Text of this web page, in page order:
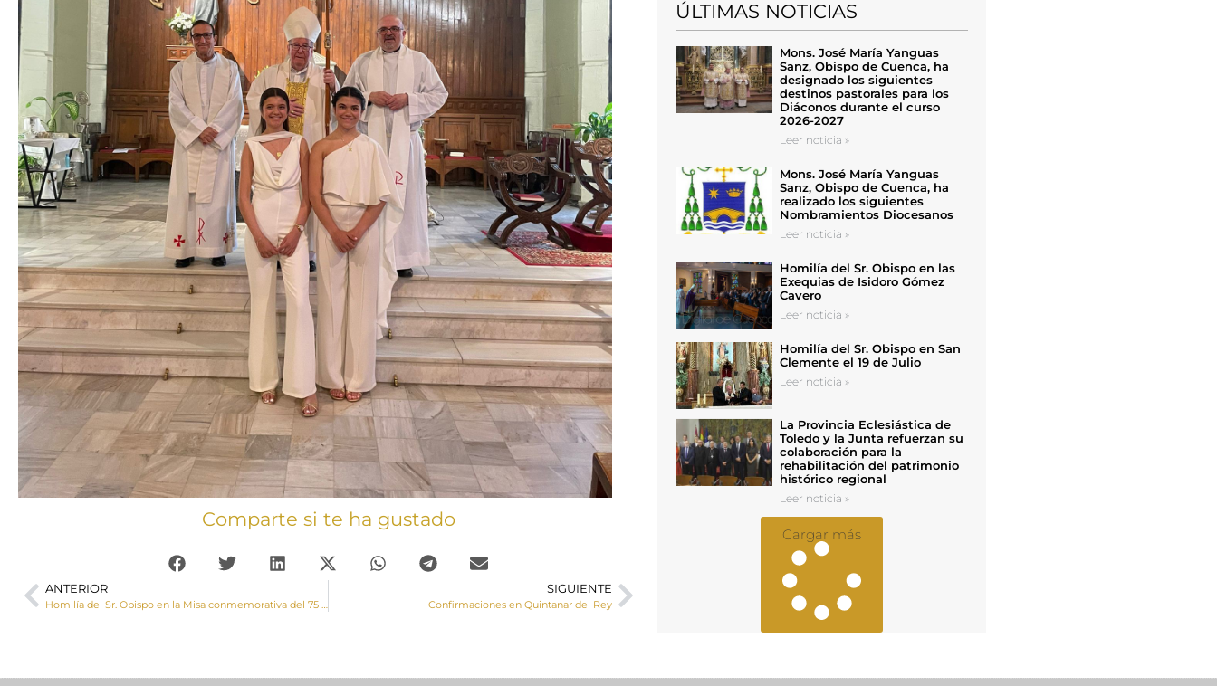
Comparte si te ha gustado
ANTERIOR SIGUIENTE
Confirmaciones en Quintanar del Rey
ÚLTIMAS NOTICIAS
Mons. José María Yanguas
Sanz, Obispo de Cuenca, ha
designado los siguientes
destinos pastorales para los
Diáconos durante el curso
2026-2027
Leer noticia »
Mons. José María Yanguas
Sanz, Obispo de Cuenca, ha
realizado los siguientes
Nombramientos Diocesanos
Leer noticia »
Homilía del Sr. Obispo en las
Exequias de Isidoro Gómez
Cavero
Leer noticia »
Homilía del Sr. Obispo en San
Clemente el 19 de Julio
Leer noticia »
La Provincia Eclesiástica de
Toledo y la Junta refuerzan su
colaboración para la
rehabilitación del patrimonio
histórico regional
Leer noticia »
Cargar más